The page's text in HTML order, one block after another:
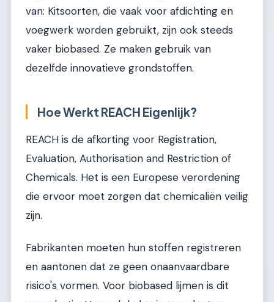
van: Kitsoorten, die vaak voor afdichting en
voegwerk worden gebruikt, zijn ook steeds
vaker biobased. Ze maken gebruik van
dezelfde innovatieve grondstoffen.
Hoe Werkt REACH Eigenlijk?
REACH is de afkorting voor Registration,
Evaluation, Authorisation and Restriction of
Chemicals. Het is een Europese verordening
die ervoor moet zorgen dat chemicaliën veilig
zijn.
Fabrikanten moeten hun stoffen registreren
en aantonen dat ze geen onaanvaardbare
risico's vormen. Voor biobased lijmen is dit